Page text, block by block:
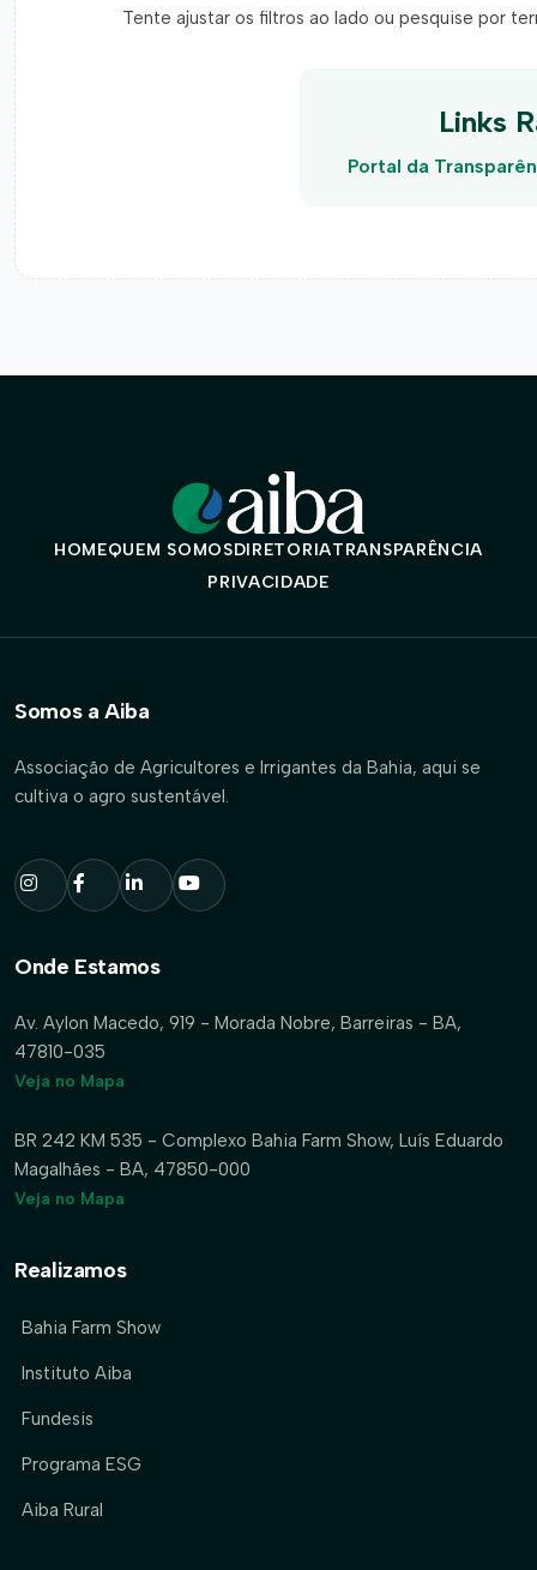
Tente ajustar os filtros ao lado ou pesquise por
Links
Portal da
HOMEQUEM SOMOSDIRETORIATRANSPARÊNCIA
PRIVACIDADE
Somos a Aiba
Associação de Agricultores e Irrigantes da Bahia, aqui se
cultiva o agro sustentável.
Onde Estamos
Av. Aylon Macedo, 919 - Morada Nobre, Barreiras - BA,
47810-035
Veja no Mapa
BR 242 KM 535 - Complexo Bahia Farm Show, Luís Eduardo
Magalhães - BA, 47850-000
Veja no Mapa
Realizamos
Bahia Farm Show
Instituto Aiba
Fundesis
Programa ESG
Aiba Rural